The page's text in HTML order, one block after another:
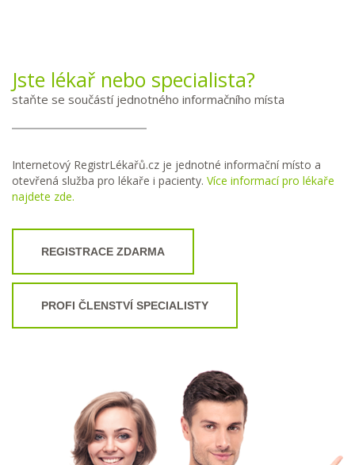
Jste lékař nebo specialista?
staňte se součástí jednotného informačního místa
Internetový RegistrLékařů.cz je jednotné informační místo a
otevřená služba pro lékaře i pacienty. Více informací pro lékaře
najdete zde.
REGISTRACE ZDARMA
PROFI ČLENSTVÍ SPECIALISTY